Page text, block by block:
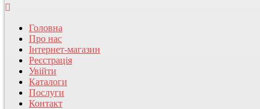
Головна
Про нас
Інтернет-магазин
Реєстрація
Увійти
Каталоги
Послуги
Контакт